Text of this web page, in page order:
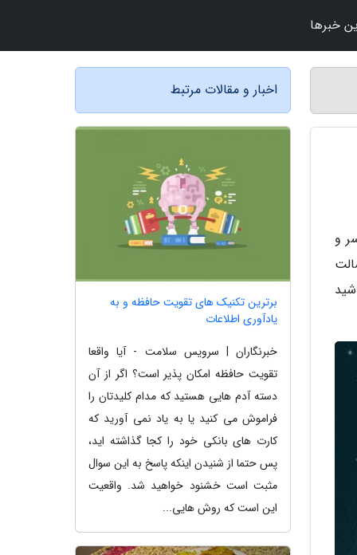
و
اخبار و مقالات مرتبط
برترین تکنیک های تقویت حافظه و به
یادآوری اطلاعات
خبرنگاران | سرویس سلامت - آیا واقعا
تقویت حافظه امکان پذیر است؟ اگر از آن
دسته آدم هایی هستید که مدام کلیدتان را
فراموش می کنید یا به یاد نمی آورید که
کارت های بانکی خود را کجا گذاشته اید،
پس حتما از شنیدن اینکه پاسخ به این سوال
مثبت است خشنود خواهید شد. واقعیت
این است که روش هایی...
خبرها